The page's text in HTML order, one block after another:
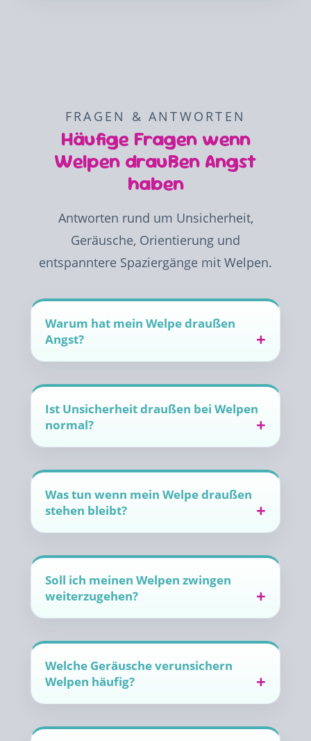
FRAGEN & ANTWORTEN
Häufige Fragen wenn
Welpen draußen Angst
haben
Antworten rund um Unsicherheit,
Geräusche, Orientierung und
entspanntere Spaziergänge mit Welpen.
Warum hat mein Welpe draußen
Angst?
Ist Unsicherheit draußen bei Welpen
normal?
Was tun wenn mein Welpe draußen
stehen bleibt?
Soll ich meinen Welpen zwingen
weiterzugehen?
Welche Geräusche verunsichern
Welpen häufig?